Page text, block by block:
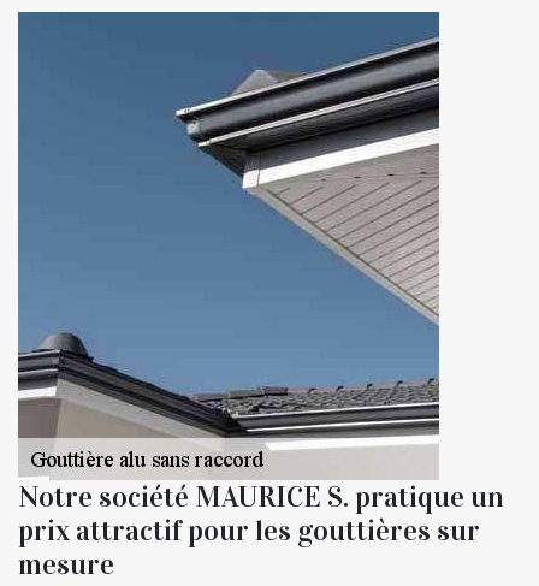
Notre société MAURICE S. pratique un
prix attractif pour les gouttières sur
mesure